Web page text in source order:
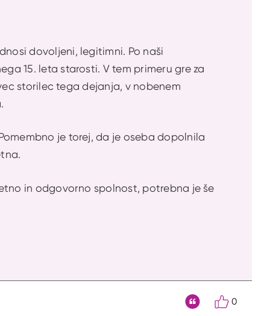
dovoljeni, legitimni. Po naši
15. leta starosti. V tem primeru gre za
storilec tega dejanja, v nobenem
je torej, da je oseba dopolnila
in odgovorno spolnost, potrebna je še
0